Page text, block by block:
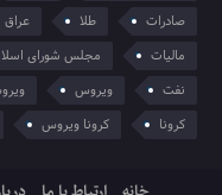
صادرات
طلا عراق
مالیات
مجلس شورای
نفت
ویروس
کرونا
کرونا ویروس